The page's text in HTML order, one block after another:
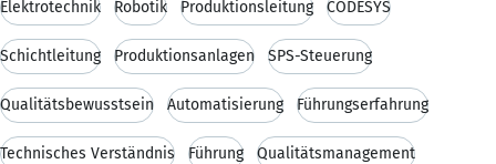
Elektrotechnik Robotik Produktionsleitung CODESYS
Schichtleitung Produktionsanlagen SPS-Steuerung
Qualitätsbewusstsein Automatisierung Führungserfahrung
Technisches Verständnis Führung Qualitätsmanagement